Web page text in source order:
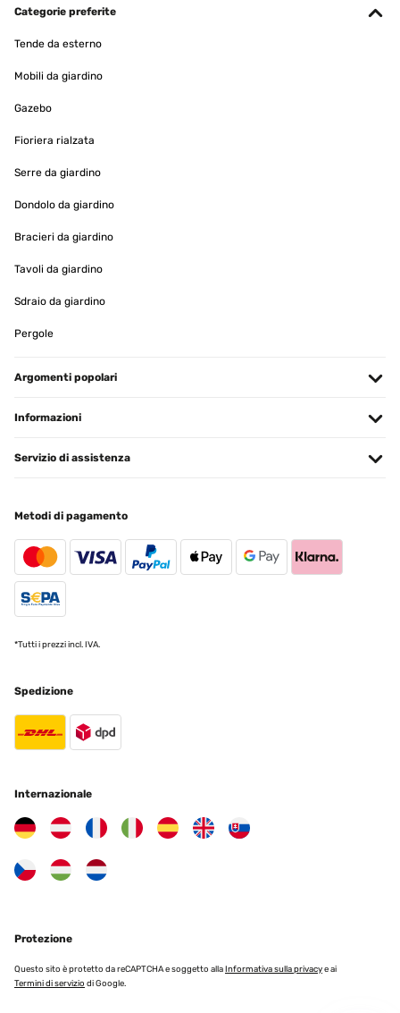
Montage ist relativ einfach, braucht aber Zeit und eine zweite
Person. Das Montagezubehör liegt bei, man benötigt nur noch
lässt sich in 5 Stufen verstellen, man kann sogar darin liegen. Für
Regenschauer und Wind hält er gut ab, und ist ein schöner
A good, sturdy cover for my new strandkorb. The front flap has side
removed to use the strandkorb.
Amazon user
Tradurre
VALUTAZIONE VERIFICATA
I have always wanted a strandkorb and bought this following a
comfortable and much admired by friends and neighbours. It
around 2 hours to erect and it wasn't difficult to follow the pictorial
instructions. Unfortunately the "cuddle cushions" were missing so
I emailed Electronic Star who replied straight away that they would
sort it out in a few days. They did, but were unable to supply the
cushions so gave us a refund to cover the cost of replacements. I
was very impressed with their service. I also ordered a cover for it,
as I don't know how it would withstand a wet and snowy British
Amazon user
Categorie preferite
Tende da esterno
Mobili da giardino
Gazebo
Fioriera rialzata
Serre da giardino
Dondolo da giardino
Bracieri da giardino
Tavoli da giardino
Sdraio da giardino
Pergole
Argomenti popolari
Informazioni
Servizio di assistenza
Metodi di pagamento
*Tutti i prezzi incl. IVA.
Spedizione
Internazionale
Protezione
Questo sito è protetto da reCAPTCHA e soggetto allaInformativa sulla privacye ai
Termini di servizio di Google.